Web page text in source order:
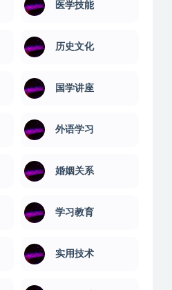
医学技能
历史文化
国学讲座
外语学习
婚姻关系
学习教育
实用技术